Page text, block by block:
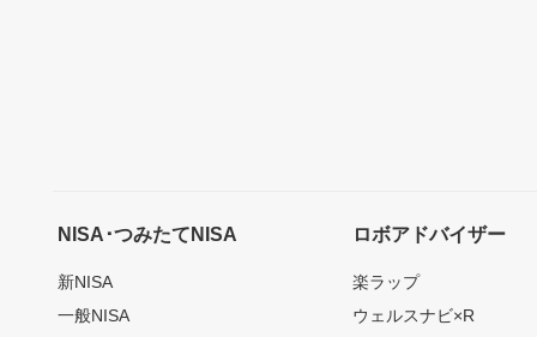
NISA･つみたてNISA
新NISA
一般NISA
ロボアドバイザー
楽ラップ
ウェルスナビ×R